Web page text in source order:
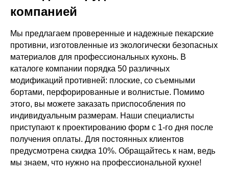
компанией
Мы предлагаем проверенные и надежные пекарские
противни, изготовленные из экологически безопасных
материалов для профессиональных кухонь. В
каталоге компании порядка 50 различных
модификаций противней: плоские, со съемными
бортами, перфорированные и волнистые. Помимо
этого, вы можете заказать приспособления по
индивидуальным размерам. Наши специалисты
приступают к проектированию форм с 1-го дня после
получения оплаты. Для постоянных клиентов
предусмотрена скидка 10%. Обращайтесь к нам, ведь
мы знаем, что нужно на профессиональной кухне!